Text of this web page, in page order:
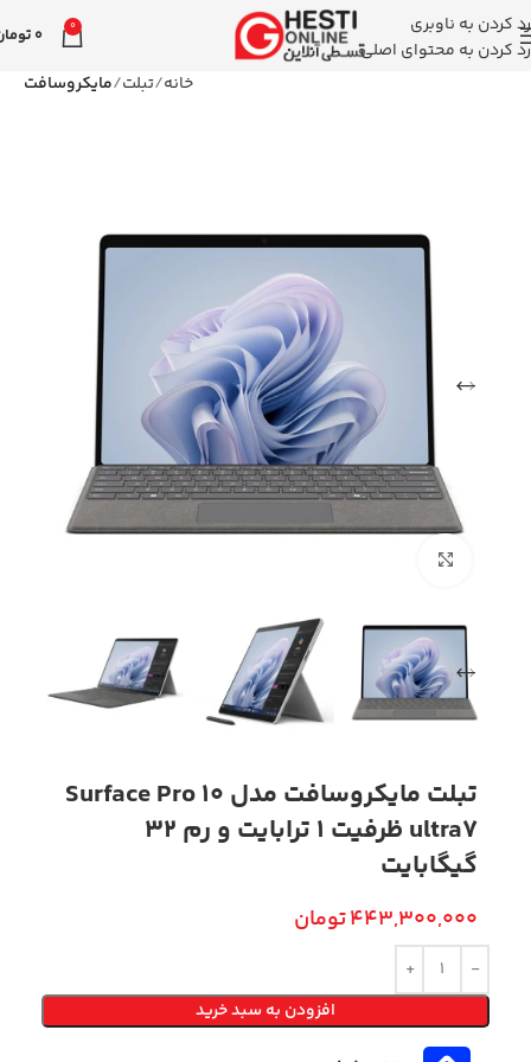
رد کردن به ناوبری
رد کردن به محتوای اصلی
0
0
خانه تبلت مایکروسافت
تبلت مایکروسافت مدل Surface Pro 10
ultra7 ظرفیت 1 ترابایت و رم 32
گیگابایت
443,300,000تومان
افزودن به سبد خرید